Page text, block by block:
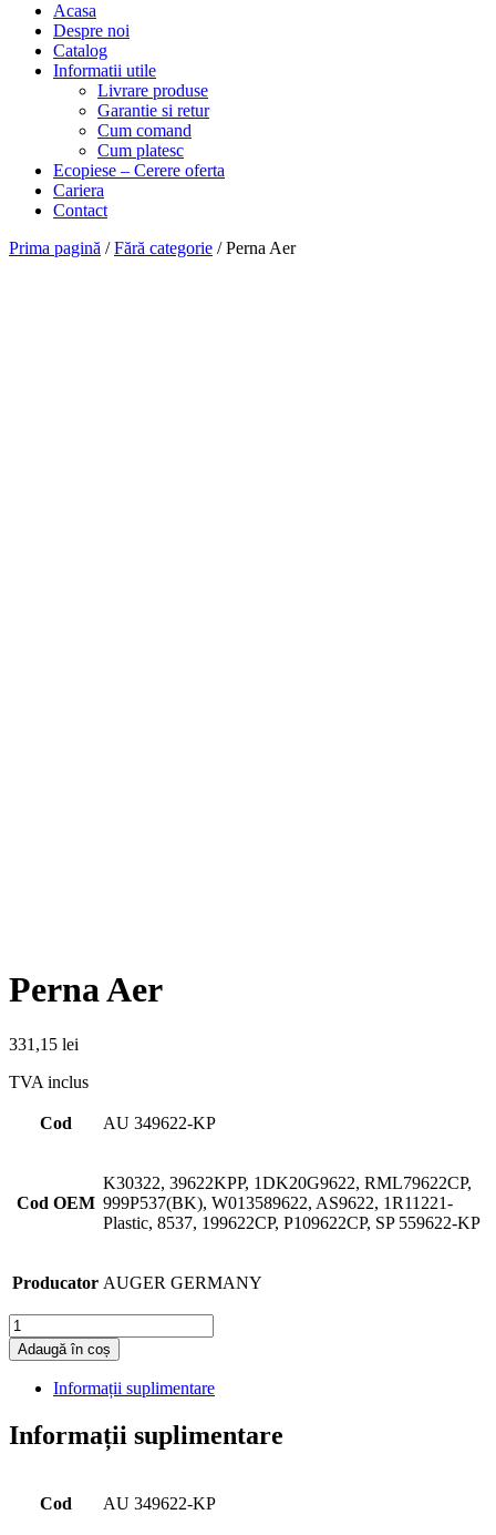
Acasa
Despre noi
Catalog
Informatii utile
Livrare produse
Garantie si retur
Cum comand
Cum platesc
Ecopiese – Cerere oferta
Cariera
Contact
Prima pagină /Fără categorie / Perna Aer
Perna Aer
331,15 lei
TVA inclus
Cod AU 349622-KP
Cod OEM
K30322, 39622KPP, 1DK20G9622, RML79622CP,
999P537(BK), W013589622, AS9622, 1R11221-
Plastic, 8537, 199622CP, P109622CP, SP 559622-KP
Producator AUGER GERMANY
Cantitate
Adaugă în coș
Informații suplimentare
Informații suplimentare
Cod AU 349622-KP